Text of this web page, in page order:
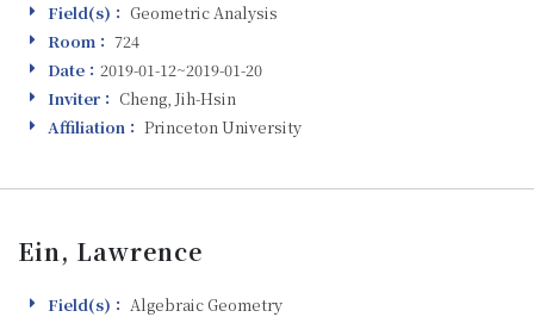
Field(s)
Field(s)： Geometric Analysis
Room
Room： 724
Visiting
Date： 2019-01-12~2019-01-20
Inviter
Inviter： Cheng, Jih-Hsin
Affiliation
Affiliation： Princeton University
Ein, Lawrence
Field(s)
Field(s)： Algebraic Geometry